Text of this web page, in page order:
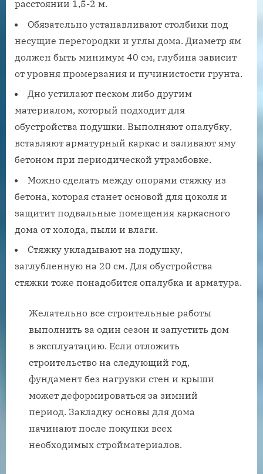
расстоянии 1,5-2 м.
Обязательно устанавливают столбики под
несущие перегородки и углы дома. Диаметр ям
должен быть минимум 40 см, глубина зависит
от уровня промерзания и пучинистости грунта.
Дно устилают песком либо другим
материалом, который подходит для
обустройства подушки. Выполняют опалубку,
вставляют арматурный каркас и заливают яму
бетоном при периодической утрамбовке.
Можно сделать между опорами стяжку из
бетона, которая станет основой для цоколя и
защитит подвальные помещения каркасного
дома от холода, пыли и влаги.
Стяжку укладывают на подушку,
заглубленную на 20 см. Для обустройства
стяжки тоже понадобится опалубка и арматура.
Желательно все строительные работы
выполнить за один сезон и запустить дом
в эксплуатацию. Если отложить
строительство на следующий год,
фундамент без нагрузки стен и крыши
может деформироваться за зимний
период. Закладку основы для дома
начинают после покупки всех
необходимых стройматериалов.